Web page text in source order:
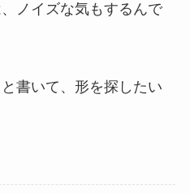
ノイズな気もするんで
書いて、形を探したい